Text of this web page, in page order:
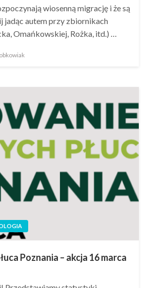
wiosenną migrację i że są
jadąc autem przy zbiornikach
Omańkowskiej, Rożka, itd.) …
Poznania – akcja 16 marca